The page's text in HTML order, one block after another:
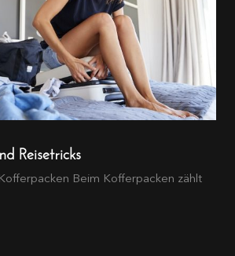
Reisetricks
Beim Kofferpacken zählt